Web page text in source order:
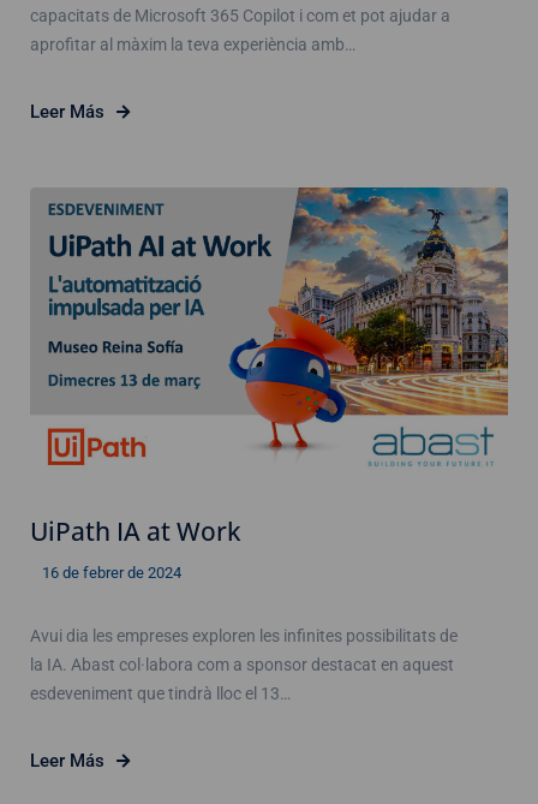
capacitats de Microsoft 365 Copilot i com et pot ajudar a
aprofitar al màxim la teva experiència amb…
Leer Más
UiPath IA at Work
16 de febrer de 2024
Avui dia les empreses exploren les infinites possibilitats de
la IA. Abast col·labora com a sponsor destacat en aquest
esdeveniment que tindrà lloc el 13…
Leer Más